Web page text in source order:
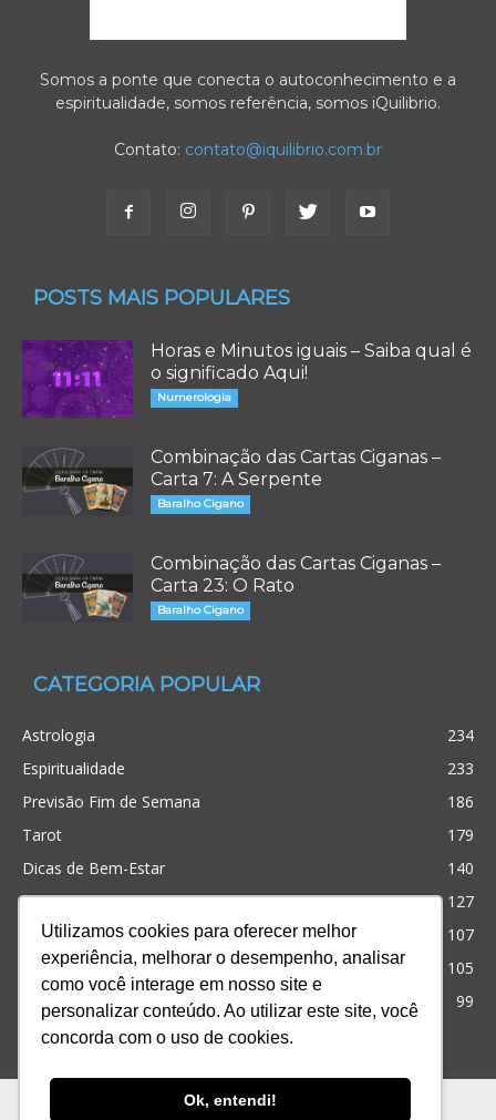
Utilizamos cookies para oferecer melhor
experiência, melhorar o desempenho, analisar
como você interage em nosso site e
personalizar conteúdo. Ao utilizar este site, você
concorda com o uso de cookies.
Ok, entendi!
Somos a ponte que conecta o autoconhecimento e a
espiritualidade, somos referência, somos iQuilibrio.
Contato: contato@iquilibrio.com.br
POSTS MAIS POPULARES
Horas e Minutos iguais – Saiba qual é
o significado Aqui!
Numerologia
Combinação das Cartas Ciganas –
Carta 7: A Serpente
Baralho Cigano
Combinação das Cartas Ciganas –
Carta 23: O Rato
Baralho Cigano
CATEGORIA POPULAR
Astrologia
234
Espiritualidade
233
Previsão Fim de Semana
186
Tarot
179
Dicas de Bem-Estar
140
Cristianismo
127
Simpatias
107
Significado dos sonhos
105
99
Ofertas Produtos